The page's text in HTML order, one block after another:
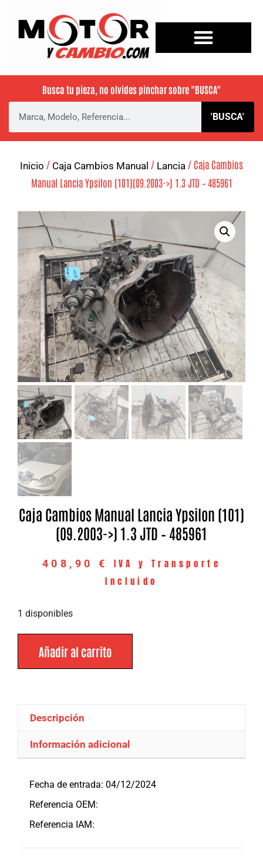
Busca tu pieza, no olvides pinchar sobre "BUSCA"
'BUSCA'
Inicio / Caja Cambios Manual / Lancia / Caja Cambios
Manual Lancia Ypsilon (101)(09.2003->) 1.3 JTD – 485961
Caja Cambios Manual Lancia Ypsilon (101)
(09.2003->) 1.3 JTD – 485961
408,90 €
IVA y Transporte
Incluido
1 disponibles
Añadir al carrito
Descripción
Información adicional
Fecha de entrada: 04/12/2024
Referencia OEM:
Referencia IAM: